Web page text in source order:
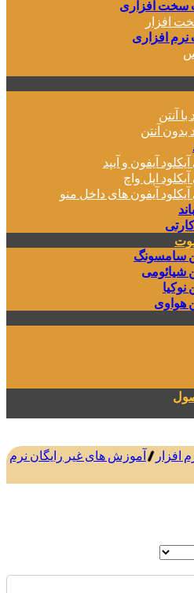
سخت افزاری
افزار
افزاری
آنتن
بدون آنتن
آیفون و آیپد
اپل واچ
آیفون های داخل منو
سامسونگ
شیائومی
هواوی
آموزش های غیر رایگان نرم